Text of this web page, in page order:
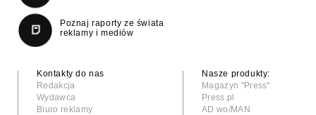
Poznaj raporty ze świata
reklamy i mediów
Kontakty do nas
Redakcja
Wydawca
Biuro reklamy
Nasze produkty:
Magazyn "Press"
Press.pl
AD wo/MAN